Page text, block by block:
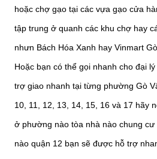
hoặc chợ gạo tại các vựa gạo cửa
tập trung ở quanh các khu chợ hay
nhưn Bách Hóa Xanh hay Vinmart
Hoặc bạn có thể gọi nhanh cho đại
trợ giao nhanh tại từng phường Gò
10, 11, 12, 13, 14, 15, 16 và 17 hãy
ở phường nào tòa nhà nào chung
nào quận 12 bạn sẽ được hỗ trợ